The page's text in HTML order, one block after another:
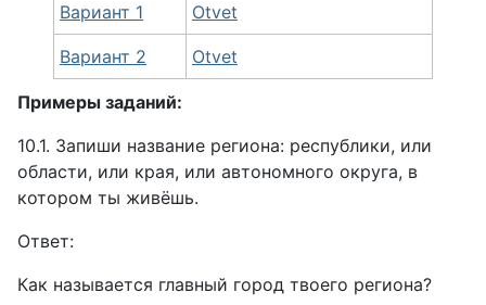
Вариант 1 Otvet
Вариант 2 Otvet
Примеры заданий:
10.1. Запиши название региона: республики, или
области, или края, или автономного округа, в
котором ты живёшь.
Ответ:
Как называется главный город твоего региона?